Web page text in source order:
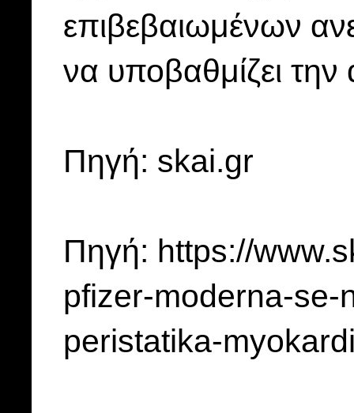
επιβεβαιωμένων
να υποβαθμίζει την
Πηγή: skai.gr
Πηγή: https://
pfizer-moderna-
peristatika-